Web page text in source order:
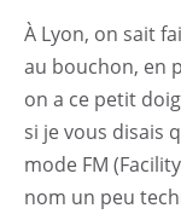
À Lyon, on sait
au bouchon, en
on a ce petit
si je vous disais
mode FM
nom un peu